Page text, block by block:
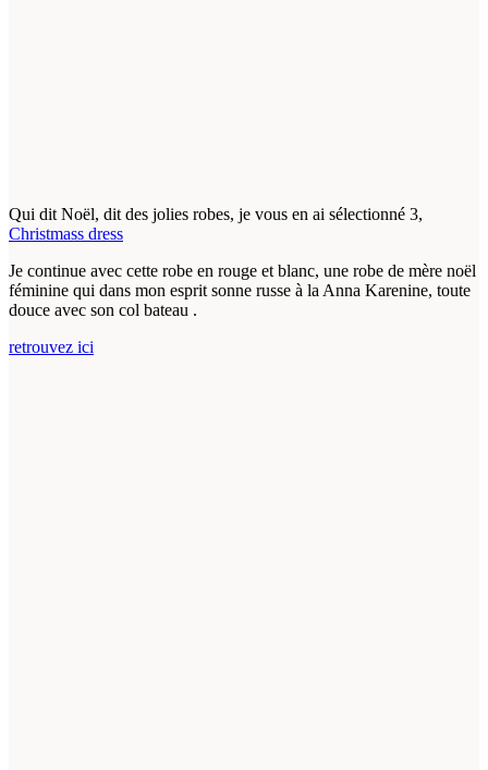
Qui dit Noël, dit des jolies robes, je vous en ai sélectionné 3,
Christmass dress
Je continue avec cette robe en rouge et blanc, une robe de mère noël
féminine qui dans mon esprit sonne russe à la Anna Karenine, toute
douce avec son col bateau .
retrouvez ici